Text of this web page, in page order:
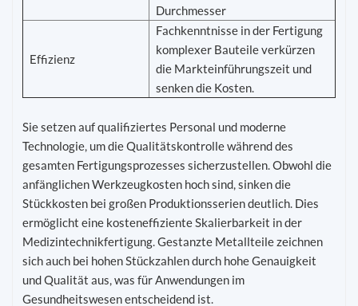
Durchmesser
Effizienz
Fachkenntnisse in der Fertigung
komplexer Bauteile verkürzen
die Markteinführungszeit und
senken die Kosten.
Sie setzen auf qualifiziertes Personal und moderne
Technologie, um die Qualitätskontrolle während des
gesamten Fertigungsprozesses sicherzustellen. Obwohl die
anfänglichen Werkzeugkosten hoch sind, sinken die
Stückkosten bei großen Produktionsserien deutlich. Dies
ermöglicht eine kosteneffiziente Skalierbarkeit in der
Medizintechnikfertigung. Gestanzte Metallteile zeichnen
sich auch bei hohen Stückzahlen durch hohe Genauigkeit
und Qualität aus, was für Anwendungen im
Gesundheitswesen entscheidend ist.